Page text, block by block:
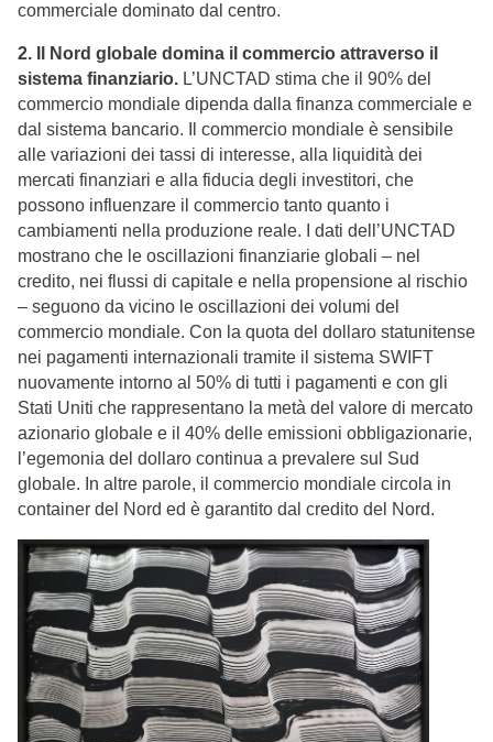
commerciale dominato dal centro.
2. Il Nord globale domina il commercio attraverso il
sistema finanziario. L’UNCTAD stima che il 90% del
commercio mondiale dipenda dalla finanza commerciale e
dal sistema bancario. Il commercio mondiale è sensibile
alle variazioni dei tassi di interesse, alla liquidità dei
mercati finanziari e alla fiducia degli investitori, che
possono influenzare il commercio tanto quanto i
cambiamenti nella produzione reale. I dati dell’UNCTAD
mostrano che le oscillazioni finanziarie globali – nel
credito, nei flussi di capitale e nella propensione al rischio
– seguono da vicino le oscillazioni dei volumi del
commercio mondiale. Con la quota del dollaro statunitense
nei pagamenti internazionali tramite il sistema SWIFT
nuovamente intorno al 50% di tutti i pagamenti e con gli
Stati Uniti che rappresentano la metà del valore di mercato
azionario globale e il 40% delle emissioni obbligazionarie,
l’egemonia del dollaro continua a prevalere sul Sud
globale. In altre parole, il commercio mondiale circola in
container del Nord ed è garantito dal credito del Nord.